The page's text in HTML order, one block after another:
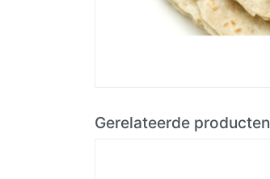
Gerelateerde producten